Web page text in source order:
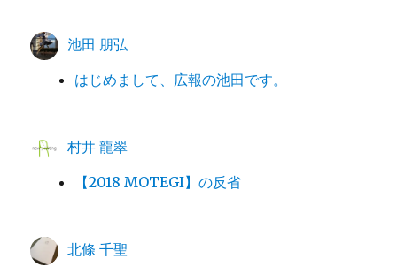
池田 朋弘
はじめまして、広報の池田です。
村井 龍翠
【2018 MOTEGI】の反省
北條 千聖